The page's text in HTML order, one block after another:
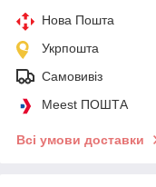
Нова Пошта
Укрпошта
Самовивіз
Meest ПОШТА
Всі умови доставки